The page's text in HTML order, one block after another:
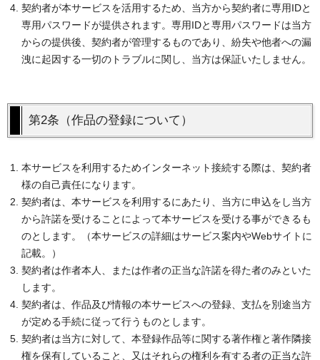
契約者が本サービスを活用するため、当方から契約者に専用IDと
専用パスワードが提供されます。専用IDと専用パスワードは当方
からの提供後、契約者が管理するものであり、紛失や他者への漏
洩に起因する一切のトラブルに関し、当方は保証いたしません。
第2条（作品の登録について）
本サービスを利用するためインターネット接続する際は、契約者
様の自己責任になります。
契約者は、本サービスを利用するにあたり、当方に申込をし当方
から許諾を受けることによって本サービスを受ける事ができるも
のとします。（本サービスの詳細はサービス案内やWebサイトに
記載。）
契約者は作者本人、または作者の正当な許諾を得た者のみといた
します。
契約者は、作品及び情報の本サービスへの登録、支払を別途当方
が定める手続に従って行うものとします。
契約者は当方に対して、本登録作品等に関する著作権と著作隣接
権を保有していること、又はそれらの権利を有する者の正当な許